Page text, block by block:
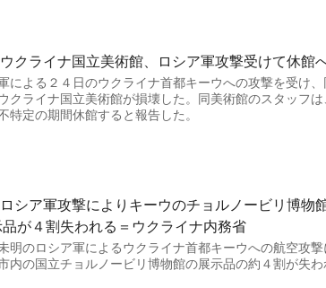
ウクライナ国立美術館、ロシア軍攻撃受けて休館
による２４日のウクライナ首都キーウへの攻撃を受け、
クライナ国立美術館が損壊した。同美術館のスタッフは
特定の期間休館すると報告した。
ロシア軍攻撃によりキーウのチョルノービリ博物
が４割失われる＝ウクライナ内務省
明のロシア軍によるウクライナ首都キーウへの航空攻撃
内の国立チョルノービリ博物館の展示品の約４割が失わ